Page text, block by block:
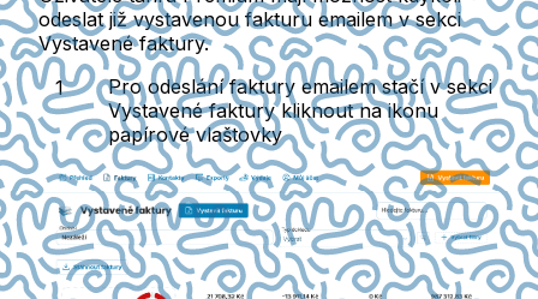
odeslat již vystavenou fakturu emailem v sekci
Vystavené faktury.
Pro odeslání faktury emailem stačí v sekci
Vystavené faktury kliknout naikonu
papírové vlaštovky